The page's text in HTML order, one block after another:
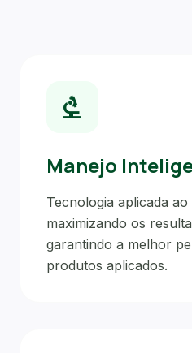
biotech
Manejo
Tecnologia aplicada
maximizando os
garantindo a melhor
produtos aplicados.